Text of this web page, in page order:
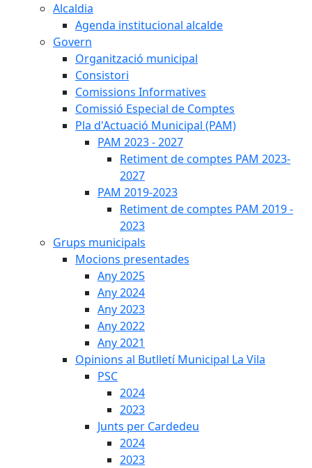
Alcaldia
Agenda institucional alcalde
Govern
Organització municipal
Consistori
Comissions Informatives
Comissió Especial de Comptes
Pla d'Actuació Municipal (PAM)
PAM 2023 - 2027
Retiment de comptes PAM 2023-
2027
PAM 2019-2023
Retiment de comptes PAM 2019 -
2023
Grups municipals
Mocions presentades
Any 2025
Any 2024
Any 2023
Any 2022
Any 2021
Opinions al Butlletí Municipal La Vila
PSC
2024
2023
Junts per Cardedeu
2024
2023